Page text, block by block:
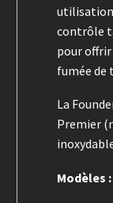
utilisation
contrôle
pour
fumée de
La
Premier
Modèles :